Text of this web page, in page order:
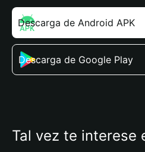
Descarga de Android APK
Descarga de Google Play
Tal vez te interese